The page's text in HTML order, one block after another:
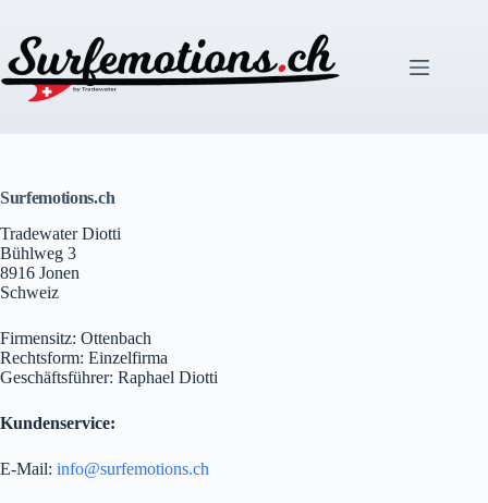
springen
Surfemotions.ch
Tradewater Diotti
Bühlweg 3
8916 Jonen
Schweiz
Firmensitz: Ottenbach
Rechtsform: Einzelfirma
Geschäftsführer: Raphael Diotti
Kundenservice:
E-Mail: info@surfemotions.ch